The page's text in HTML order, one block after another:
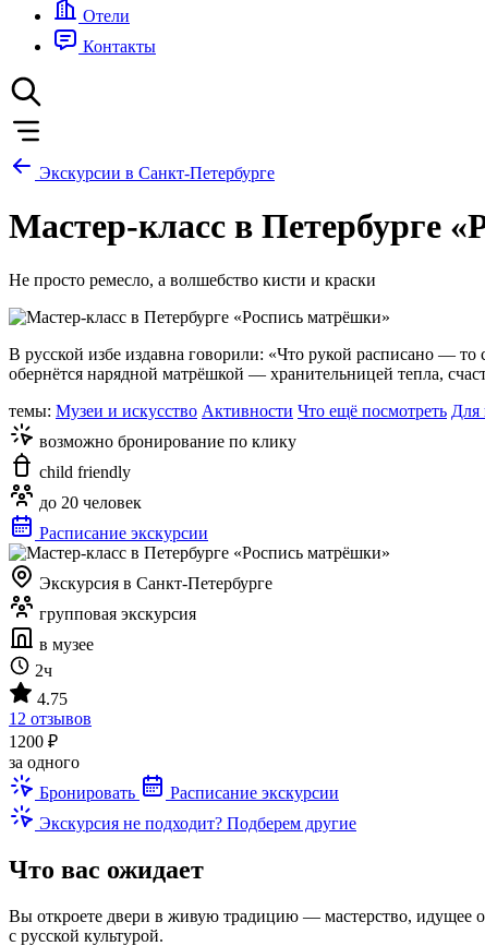
Отели
Контакты
Экскурсии в Санкт-Петербурге
Мастер-класс в Петербурге
Не просто ремесло, а волшебство кисти и краски
В русской избе издавна говорили: «Что рукой расписано — то
обернётся нарядной матрёшкой — хранительницей тепла,
темы: Музеи и искусство Активности Что ещё посмотреть Для
возможно бронирование по клику
child friendly
до 20 человек
Расписание экскурсии
Экскурсия в Санкт-Петербурге
групповая экскурсия
в музее
2ч
4.75
12 отзывов
1200 ₽
за одного
Бронировать
Расписание экскурсии
Экскурсия не подходит? Подберем другие
Что вас ожидает
Вы откроете двери в живую традицию — мастерство, идущее
с русской культурой.